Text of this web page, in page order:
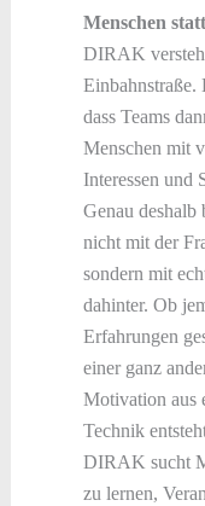
Menschen
DIRAK
Einbahnstraße.
dass Teams
Menschen mit
Interessen und
Genau deshalb
nicht mit der
sondern mit
dahinter. Ob
Erfahrungen
einer ganz
Motivation aus
Technik
DIRAK sucht
zu lernen,